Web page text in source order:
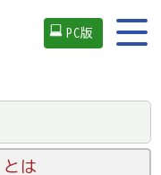
PC版
とは